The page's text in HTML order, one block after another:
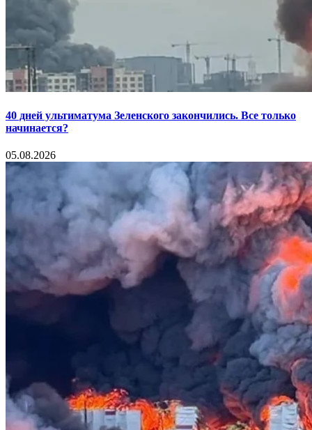
40 дней ультиматума Зеленского закончились. Все только
начинается?
05.08.2026